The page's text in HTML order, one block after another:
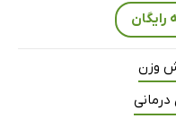
وزن